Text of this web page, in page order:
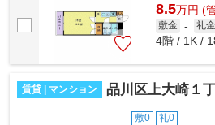
8.5万円 (
敷金 - 礼金
4階 / 1K /
賃貸 | マンション 品川区上大崎１
敷0 礼0